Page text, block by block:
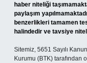
haber niteliği
paylaşım
benzerlikleri tamamen
halindedir ve tavsiye
Sitemiz, 5651 Sayılı
Kurumu (BTK) tarafından